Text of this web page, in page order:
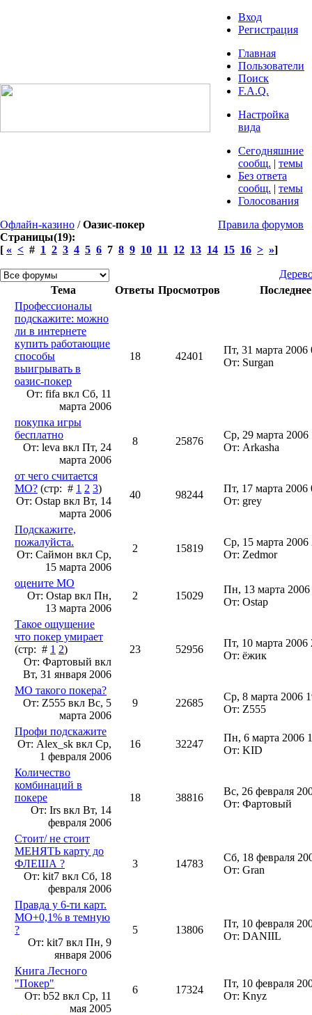
Вход
Регистрация
Главная
Пользователи
Поиск
F.A.Q.
Настройка
вида
Сегодняшние
сообщ. | темы
Без ответа
сообщ. | темы
Голосования
Офлайн-казино /Оазис-покер
Правила форумов
Страницы(19):
[ « < # 1 2 3 4 5 6 7 8 9 10 11 12 13 14 15 16 > »]
Тема
Ответы Просмотров
Последнее
Профессионалы
подскажите: можно
ли в интернете
купить работающие
способы
выигрывать в
оазис-покер
От: fifa вкл Сб, 11
марта 2006
18 42401
Пт, 31 марта 2006
От: Surgan
покупка игры
бесплатно
От: leva вкл Пт, 24
марта 2006
8 25876
Ср, 29 марта 2006
От: Arkasha
от чего считается
МО? (стр: # 1 2 3)
От: Ostap вкл Вт, 14
марта 2006
40 98244
Пт, 17 марта 2006
От: grey
Подскажите,
пожалуйста.
От: Саймон вкл Ср,
15 марта 2006
2 15819
Ср, 15 марта 2006
От: Zedmor
оцените МО
От: Ostap вкл Пн,
13 марта 2006
2 15029
Пн, 13 марта 2006
От: Ostap
Такое ощущение
что покер умирает
(стр: # 1 2)
От: Фартовый вкл
Вт, 31 января 2006
23 52956
Пт, 10 марта 2006
От: ёжик
МО такого покера?
От: Z555 вкл Вс, 5
марта 2006
9 22685
Ср, 8 марта 2006
От: Z555
Профи подскажите
От: Alex_sk вкл Ср,
1 февраля 2006
16 32247
Пн, 6 марта 2006
От: KID
Количество
комбинаций в
покере
От: Irs вкл Вт, 14
февраля 2006
18 38816
Вс, 26 февраля
От: Фартовый
Стоит/ не стоит
МЕНЯТЬ карту до
ФЛЕША ?
От: kit7 вкл Сб, 18
февраля 2006
3 14783
Сб, 18 февраля
От: Gran
Правда у 6-ти карт.
МО+0,1% в темную
?
От: kit7 вкл Пн, 9
января 2006
5 13806
Пт, 10 февраля
От: DANIIL
Книга Лесного
"Покер"
От: b52 вкл Ср, 11
мая 2005
6 17324
Пт, 10 февраля
От: Knyz